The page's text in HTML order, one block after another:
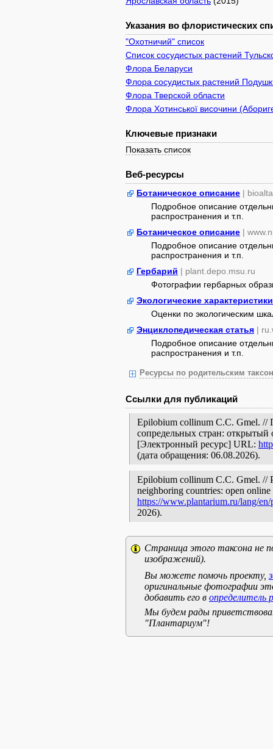
Указания во флористических
"Охотничий" список
Список сосудистых растений
Флора Беларуси
Флора сосудистых растений
Флора Тверской области
Флора Хотинської височини
Ключевые признаки
Показать список
Веб-ресурсы
Ботаническое описание |
Подробное описание
распространения и т.п.
Ботаническое описание |
Подробное описание
распространения и т.п.
Гербарий | plant.depo.msu.ru
Фотографии гербарных
Экологические характеристики
Оценки по экологическим
Энциклопедическая статья |
Подробное описание
распространения и т.п.
Ресурсы по родительским
Ссылки для публикаций
Epilobium collinum C.C. Gmel.
сопредельных стран: открытый
[Электронный ресурс] URL:
(дата обращения: 06.08.2026).
Epilobium collinum C.C. Gmel. //
neighboring countries: open
https://www.plantarium.ru/lang/
2026).
Страница этого таксона не
изображений).
Вы можете помочь проекту,
оригинальные фотографии
добавить его в определитель
Мы будем рады
"Плантариум"!